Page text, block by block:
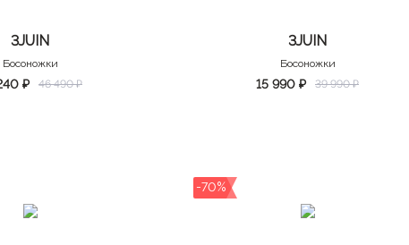
3JUIN
Босоножки
₽ 46 490 ₽
3JUIN
Босоножки
15 990 ₽ 39 990 ₽
-70%